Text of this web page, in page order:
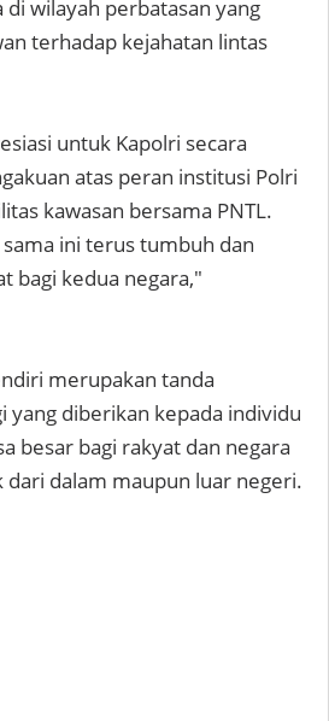
wilayah perbatasan yang
terhadap kejahatan lintas
untuk Kapolri secara
atas peran institusi Polri
kawasan bersama PNTL.
ini terus tumbuh dan
bagi kedua negara,"
merupakan tanda
diberikan kepada individu
besar bagi rakyat dan negara
dari dalam maupun luar negeri.